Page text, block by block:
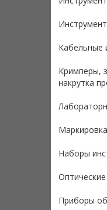
Кабельные
Кримперы,
накрутка
Маркировка
Наборы
Приборы